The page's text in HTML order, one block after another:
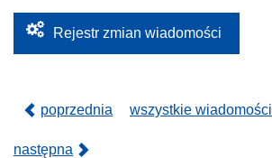
2
f
Rejestr zmian wiadomości
poprzednia wszystkie wiadomości
następna